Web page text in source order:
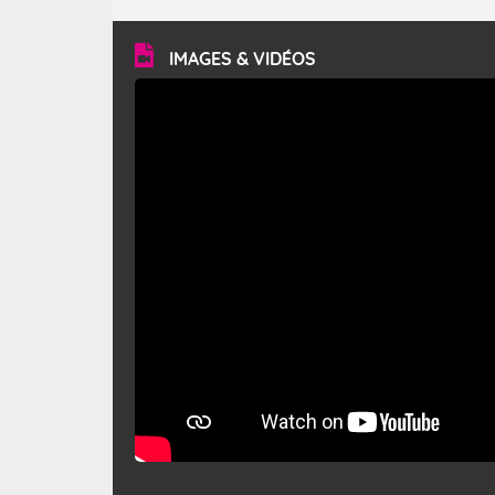
vitesse moyenne de 50 km/h et atteindre 80 à 100 km/h
en rafales, parfois davantage. Il parcourt la basse vallée
du Rhône et la Provence et envahit le littoral
méditerranéen à partir de la Camargue.
IMAGES & VIDÉOS